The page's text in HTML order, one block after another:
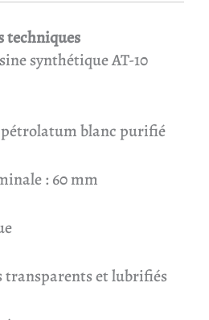
techniques
synthétique AT-10
blanc purifié
: 60 mm
transparents et lubrifiés